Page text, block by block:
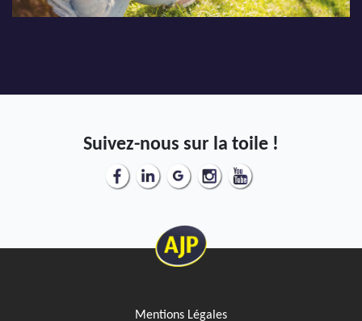
Suivez-nous sur la toile !
Mentions Légales